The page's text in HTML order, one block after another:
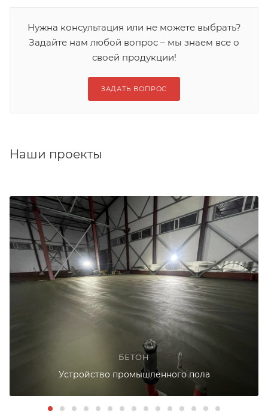
Нужна консультация или не можете выбрать?
Задайте нам любой вопрос – мы знаем все о
своей продукции!
ЗАДАТЬ ВОПРОС
Наши проекты
БЕТОН
Устройство промышленного пола